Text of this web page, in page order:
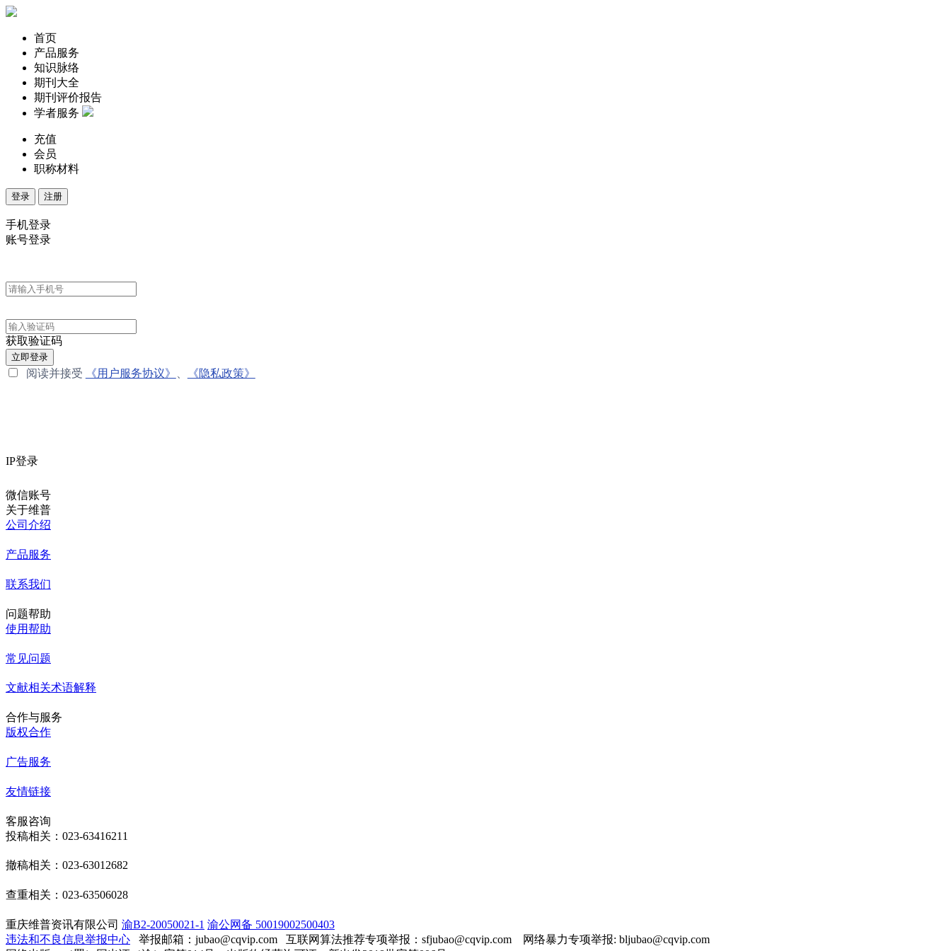
首页
产品服务
知识脉络
期刊大全
期刊评价报告
学者服务
充值
会员
职称材料
登录 注册
手机登录
账号登录
获取验证码
立即登录
阅读并接受 《用户服务协议》 《隐私政策》
IP登录
微信账号
关于维普
公司介绍
产品服务
联系我们
问题帮助
使用帮助
常见问题
文献相关术语解释
合作与服务
版权合作
广告服务
友情链接
客服咨询
投稿相关：023-63416211
撤稿相关：023-63012682
查重相关：023-63506028
重庆维普资讯有限公司 渝B2-20050021-1 渝公网备 50019002500403
违法和不良信息举报中心 举报邮箱：jubao@cqvip.com 互联网算法推荐专项举报：sfjubao@cqvip.com 网络暴力专项举报: bljubao@cqvip.com